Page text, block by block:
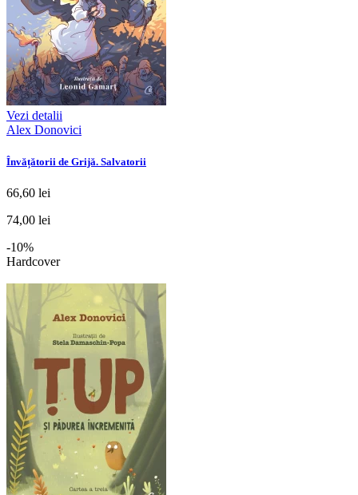
Vezi detalii
Alex Donovici
Învățătorii de Grijă. Salvatorii
66,60 lei
74,00 lei
-10%
Hardcover